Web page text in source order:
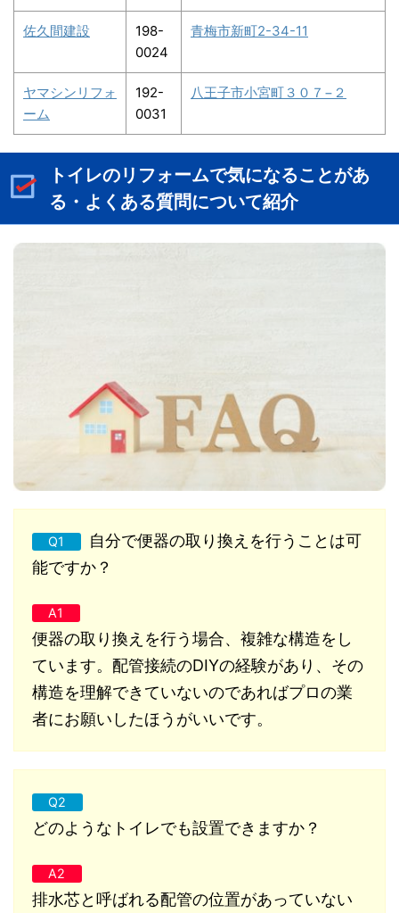
佐久間建設
198-
0024
青梅市新町2-34-11
ヤマシンリフォ
ーム
192-
0031
八王子市小宮町３０７−２
トイレのリフォームで気になることがあ
る・よくある質問について紹介
Q1
自分で便器の取り換えを行うことは可
能ですか？
A1
便器の取り換えを行う場合、複雑な構造をし
ています。配管接続のDIYの経験があり、その
構造を理解できていないのであればプロの業
者にお願いしたほうがいいです。
Q2
どのようなトイレでも設置できますか？
A2
排水芯と呼ばれる配管の位置があっていない